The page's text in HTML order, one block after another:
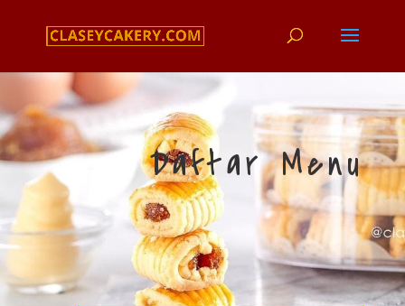
Daftar Menu